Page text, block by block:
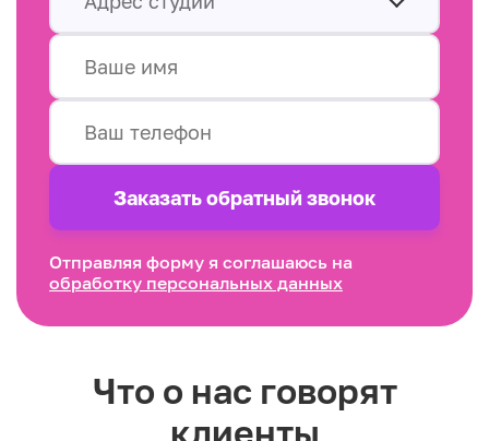
Заказать обратный звонок
Отправляя форму я соглашаюсь на
обработку персональных данных
Что о нас говорят
клиенты